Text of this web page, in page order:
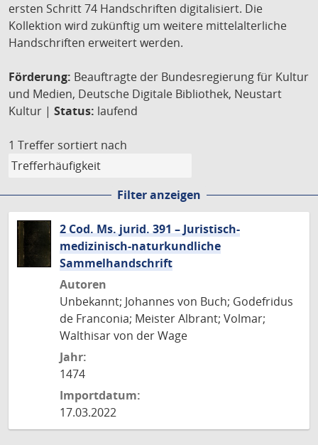
ersten Schritt 74 Handschriften digitalisiert. Die
Kollektion wird zukünftig um weitere mittelalterliche
Handschriften erweitert werden.
Förderung: Beauftragte der Bundesregierung für Kultur
und Medien, Deutsche Digitale Bibliothek, Neustart
Kultur | Status: laufend
1 Treffer sortiert nach
Filter anzeigen
2 Cod. Ms. jurid. 391 – Juristisch-
medizinisch-naturkundliche
Sammelhandschrift
Autoren
Unbekannt; Johannes von Buch; Godefridus
de Franconia; Meister Albrant; Volmar;
Walthisar von der Wage
Jahr:
1474
Importdatum:
17.03.2022